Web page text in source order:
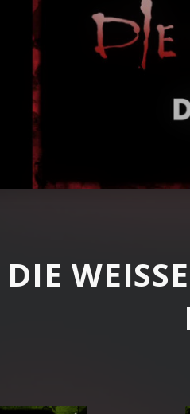
15: Doppeltes Spiel - Kapitel
DIE